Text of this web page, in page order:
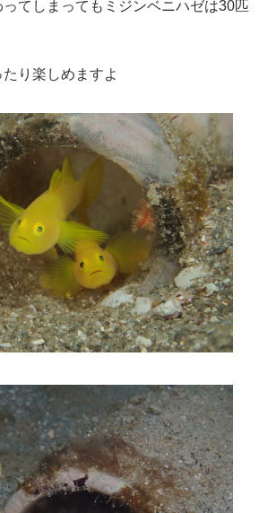
てしまってもミジンベニハゼは30匹
り楽しめますよ